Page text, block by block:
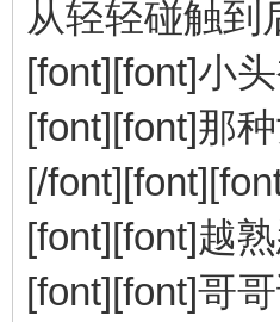
从轻轻碰触到
[font][font]小
[font][font]那
[/
[font][font]越
[font][font]哥